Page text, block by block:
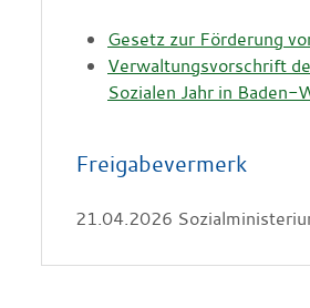
Gesetz zur Förderung
Verwaltungsvorschrift
Sozialen Jahr in
Freigabevermerk
21.04.2026